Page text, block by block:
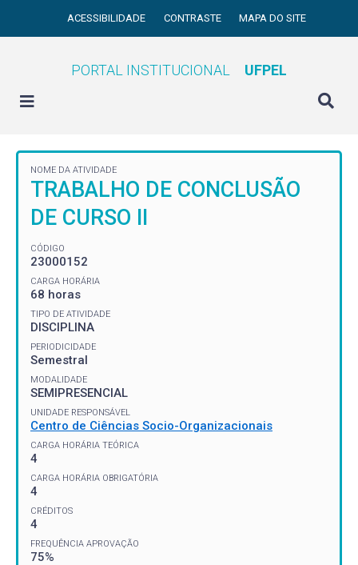
ACESSIBILIDADE CONTRASTE MAPA DO SITE
PORTAL INSTITUCIONAL UFPEL
NOME DA ATIVIDADE
TRABALHO DE CONCLUSÃO
DE CURSO II
CÓDIGO
23000152
CARGA HORÁRIA
68 horas
TIPO DE ATIVIDADE
DISCIPLINA
PERIODICIDADE
Semestral
MODALIDADE
SEMIPRESENCIAL
UNIDADE RESPONSÁVEL
Centro de Ciências Socio-Organizacionais
CARGA HORÁRIA TEÓRICA
4
CARGA HORÁRIA OBRIGATÓRIA
4
CRÉDITOS
4
FREQUÊNCIA APROVAÇÃO
75%